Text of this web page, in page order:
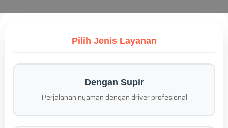
Pilih Jenis Layanan
Dengan Supir
Perjalanan nyaman dengan driver profesional